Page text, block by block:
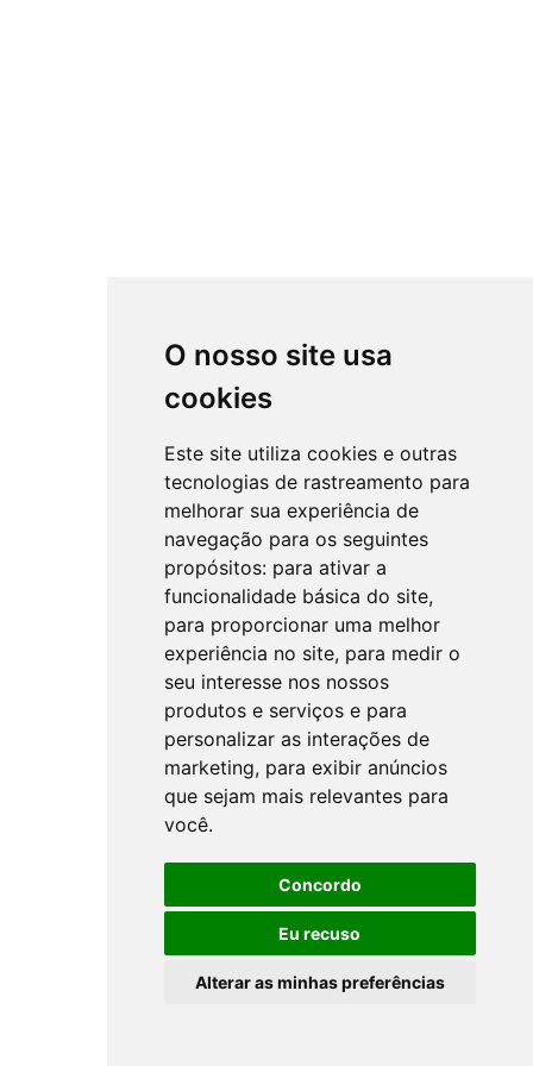
O nosso site usa
cookies
Este site utiliza cookies e outras
tecnologias de rastreamento para
melhorar sua experiência de
navegação para os seguintes
propósitos: para ativar a
funcionalidade básica do site,
para proporcionar uma melhor
experiência no site, para medir o
seu interesse nos nossos
produtos e serviços e para
personalizar as interações de
marketing, para exibir anúncios
que sejam mais relevantes para
você.
Concordo
Eu recuso
Alterar as minhas preferências